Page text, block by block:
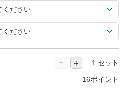
− ＋ セット
16ポイント